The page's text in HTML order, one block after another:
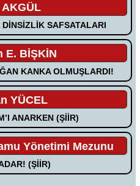
SAFSATALARI
E. BİŞKİN
KANKA OLMUŞLARDI!
YÜCEL
ANARKEN (ŞİİR)
Yönetimi Mezunu
(ŞİİR)